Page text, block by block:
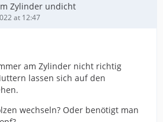
Zylinder undicht
at 12:47
am Zylinder nicht richtig
lassen sich auf den
wechseln? Oder benötigt man